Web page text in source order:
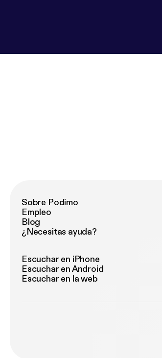
Sobre Podimo
Empleo
Blog
¿Necesitas ayuda?
Escuchar en iPhone
Escuchar en Android
Escuchar en la web